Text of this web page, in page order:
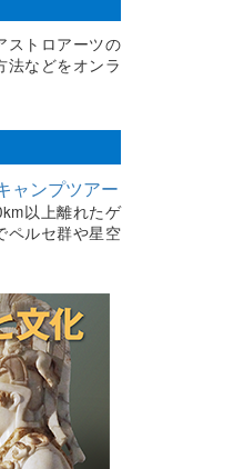
ストロアーツの
法などをオンラ
ャンプツアー
以上離れたゲ
ペルセ群や星空